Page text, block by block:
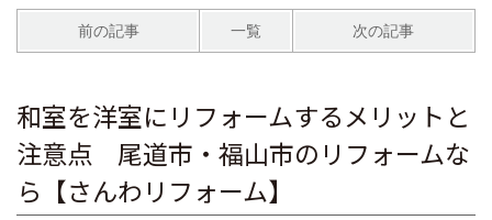
前の記事 一覧 次の記事
和室を洋室にリフォームするメリットと
注意点 尾道市・福山市のリフォームな
ら【さんわリフォーム】